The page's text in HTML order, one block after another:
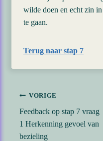
wilde doen en echt zin in
te gaan.
Terug naar stap 7
Bericht
navigatie
VORIGE
Feedback op stap 7 vraag
1 Herkenning gevoel van
bezieling